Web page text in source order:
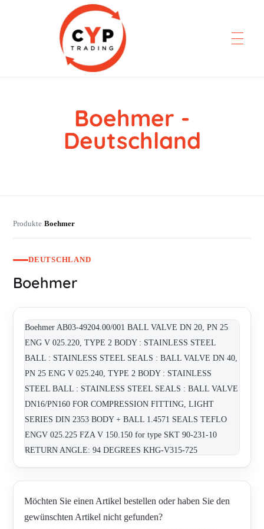
CYP Trading
Boehmer -
Deutschland
Produkte›Boehmer
DEUTSCHLAND
Boehmer
Boehmer AB03-49204.00/001 BALL VALVE DN 20, PN 25
ENG V 025.220, TYPE 2 BODY : STAINLESS STEEL
BALL : STAINLESS STEEL SEALS : BALL VALVE DN 40,
PN 25 ENG V 025.240, TYPE 2 BODY : STAINLESS
STEEL BALL : STAINLESS STEEL SEALS : BALL VALVE
DN16/PN160 FOR COMPRESSION FITTING, LIGHT
SERIES DIN 2353 BODY + BALL 1.4571 SEALS TEFLO
ENGV 025.225 FZA V 150.150 for type SKT 90-231-10
RETURN ANGLE: 94 DEGREES KHG-V315-725
KMGV063.225-2 KMG V 063.725-2 KNG V 025.225
KNGV025.216-2 PAB 492-1 VALVE BALL=DN 25 PN 100
1100 POS14 VALVE BALL=LOW PRESSURE V025.212
VALVE BALL=LOW PRESSURE V025.220 VALVE
Möchten Sie einen Artikel bestellen oder haben Sie den
gewünschten Artikel nicht gefunden?